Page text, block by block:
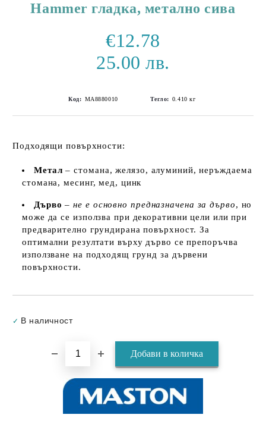
Hammer гладка, метално сива
€12.78
25.00 лв.
Код: MA8880010 Тегло: 0.410 кг
Подходящи повърхности:
Метал – стомана, желязо, алуминий, неръждаема
стомана, месинг, мед, цинк
Дърво –не е основно предназначена за дърво, но
може да се използва при декоративни цели или при
предварително грундирана повърхност. За
оптимални резултати върху дърво се препоръчва
използване на подходящ грунд за дървени
повърхности.
✓ В наличност